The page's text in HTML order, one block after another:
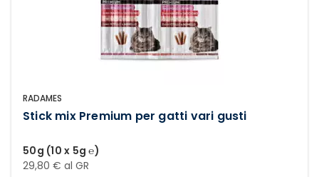
RADAMES
Stick mix Premium per gatti vari gusti
50g (10 x 5g ℮)
29,80 € al GR